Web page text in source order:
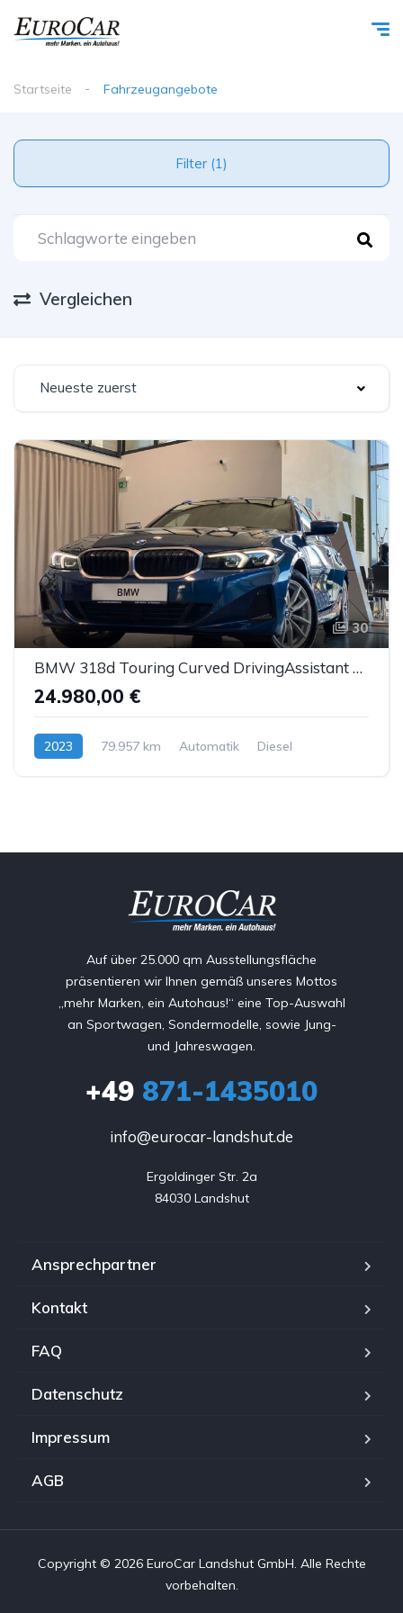
Startseite Fahrzeugangebote
Filter (1)
Vergleichen
Neueste zuerst
30
BMW 318d Touring Curved DrivingAssistant SportS Kam.
24.980,00 €
2023 79.957 km Automatik Diesel
Auf über 25.000 qm Ausstellungsfläche
präsentieren wir Ihnen gemäß unseres Mottos
„mehr Marken, ein Autohaus!“ eine Top-Auswahl
an Sportwagen, Sondermodelle, sowie Jung-
und Jahreswagen.
+49 871-1435010
info@eurocar-landshut.de
Ergoldinger Str. 2a
84030 Landshut
Ansprechpartner
Kontakt
FAQ
Datenschutz
Impressum
AGB
Copyright © 2026 EuroCar Landshut GmbH. Alle Rechte
vorbehalten.